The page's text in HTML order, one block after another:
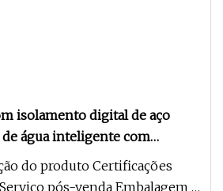
isolamento digital de aço
água inteligente com
do produto Certificações
pós-venda Embalagem e